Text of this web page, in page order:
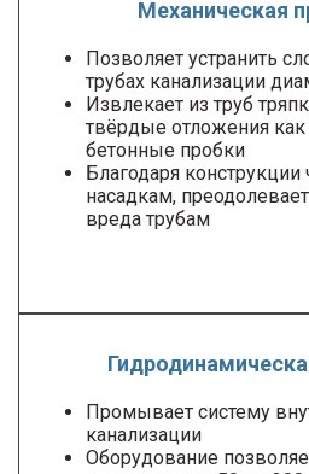
Механическая
Позволяет устранить
трубах канализации
Извлекает из труб
твёрдые отложения
бетонные пробки
Благодаря
насадкам,
вреда трубам
Промывает систему
канализации
Оборудование